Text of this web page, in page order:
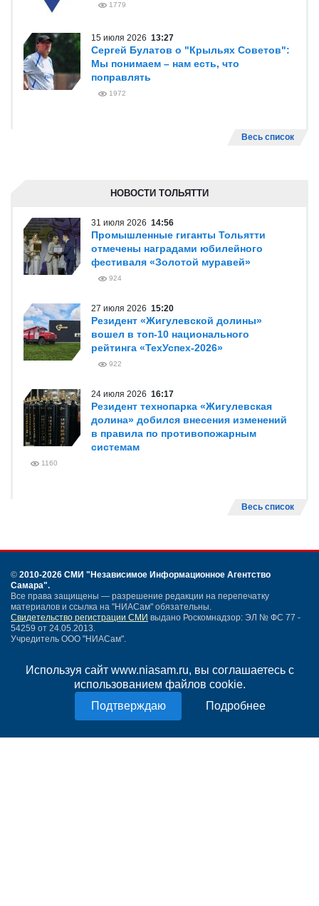
Используя сайт www.niasam.ru, вы соглашаетесь с
использованием файлов cookie.
Подробнее
1779
15 июля 2026 13:27
Сергей Булатов о "Крыльях Советов":
Мы понимаем – нам есть, что
поправлять
1972
Весь список
НОВОСТИ ТОЛЬЯТТИ
31 июля 2026 14:56
Промышленные гиганты Тольятти
отмечены наградами юбилейного
фестиваля «Золотой муравей»
924
27 июля 2026 15:20
Резидент «Жигулевской долины»
вошел в топ-10 национального
рейтинга «ТехУспех-2026»
922
24 июля 2026 16:17
Резидент технопарка «Жигулевская
долина» добился внесения изменений
в правила по противопожарным
системам
1160
Весь список
© 2010-2026 СМИ "Независимое Информационное Агентство
Самара".
Все права защищены — разрешение редакции на перепечатку
материалов и ссылка на "НИАСам" обязательны.
Свидетельство регистрации СМИ выдано Роскомнадзор: ЭЛ № ФС 77 -
54259 от 24.05.2013.
Учредитель ООО "НИАСам".
Написать письмо
Политика конфиденциальности